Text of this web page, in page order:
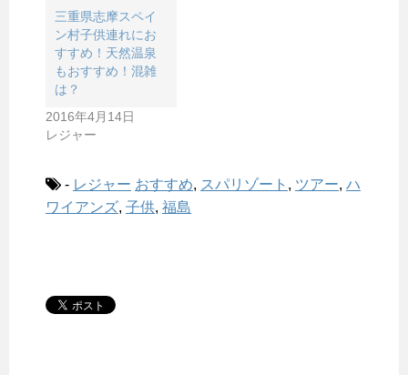
三重県志摩スペイ
ン村子供連れにお
すすめ！天然温泉
もおすすめ！混雑
は？
2016年4月14日
レジャー
- レジャー おすすめ, スパリゾート , ツアー, ハ
ワイアンズ, 子供, 福島